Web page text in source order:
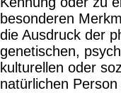
besonderen
die Ausdruck der
genetischen,
kulturellen oder
natürlichen Person